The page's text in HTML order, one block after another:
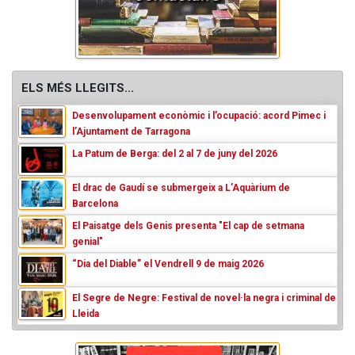
ELS MÉS LLEGITS...
Desenvolupament econòmic i l’ocupació: acord Pimec i
l’Ajuntament de Tarragona
La Patum de Berga: del 2 al 7 de juny del 2026
El drac de Gaudí se submergeix a L’Aquàrium de
Barcelona
El Paisatge dels Genis presenta "El cap de setmana
genial"
“Dia del Diable” el Vendrell 9 de maig 2026
El Segre de Negre: Festival de novel·la negra i criminal de
Lleida